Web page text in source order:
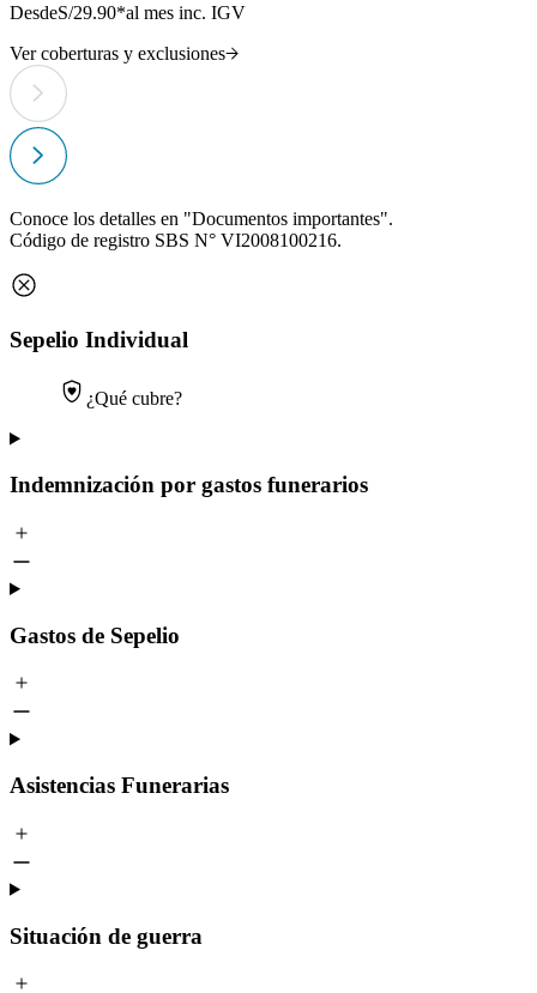
DesdeS/29.90*al mes inc. IGV
Ver coberturas y exclusiones
Conoce los detalles en "Documentos importantes".
Código de registro SBS N° VI2008100216.
Sepelio Individual
¿Qué cubre?
Indemnización por gastos funerarios
Gastos de Sepelio
Asistencias Funerarias
Situación de guerra